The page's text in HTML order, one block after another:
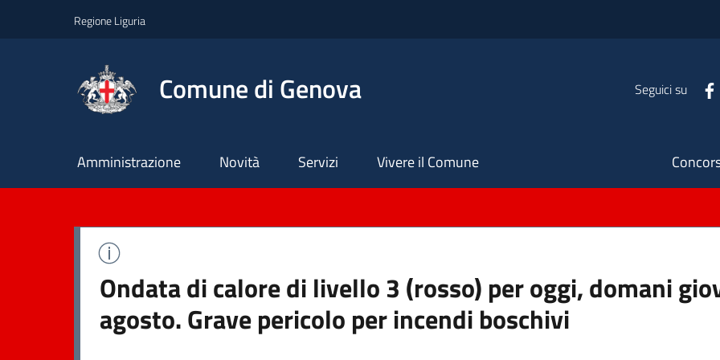
Regione Liguria
Comune di Genova Seguici su
Principale
Amministrazione Novità Servizi Vivere il Comune
Ondata di calore di livello 3 (rosso) per oggi, domani
agosto. Grave pericolo per incendi boschivi